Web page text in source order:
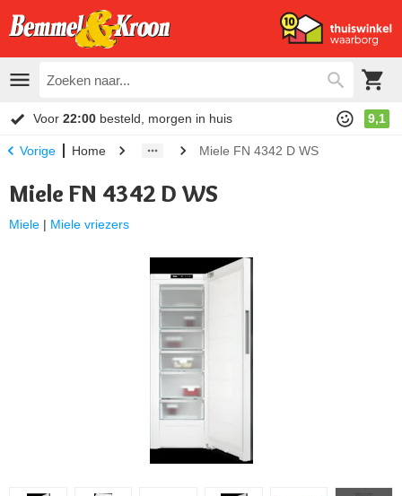
Voor 22:00 besteld, morgen in huis 9,1
Vorige Home Miele FN 4342 D WS
Miele FN 4342 D WS
Miele | Miele vriezers